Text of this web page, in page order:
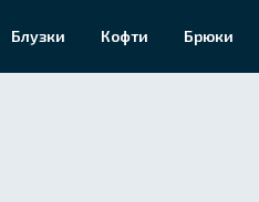
Блузки Кофти Брюки